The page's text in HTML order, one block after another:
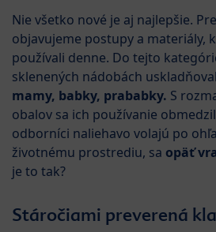
Nie všetko nové je aj najlepšie.
objavujeme postupy a materiály,
používali denne. Do tejto
sklenených nádobách
mamy, babky, prababky. S
obalov sa ich používanie
odborníci naliehavo volajú po
životnému prostrediu, sa opäť
je to tak?
Stáročiami preverená